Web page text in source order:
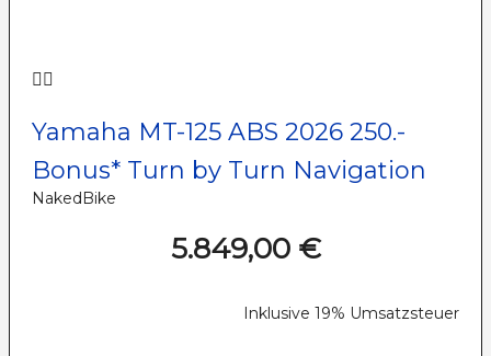
Yamaha MT-125 ABS 2026 250.-
Bonus* Turn by Turn Navigation
NakedBike
5.849,00 €
Inklusive 19% Umsatzsteuer